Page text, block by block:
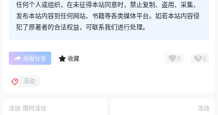
任何个人或组织，在未征得本站同意时，禁止复制、盗用、采集、
发布本站内容到任何网站、书籍等各类媒体平台。如若本站内容侵
犯了原著者的合法权益，可联系我们进行处理。
海报分享 收藏 0 0
活动
活动 限时活动 活动